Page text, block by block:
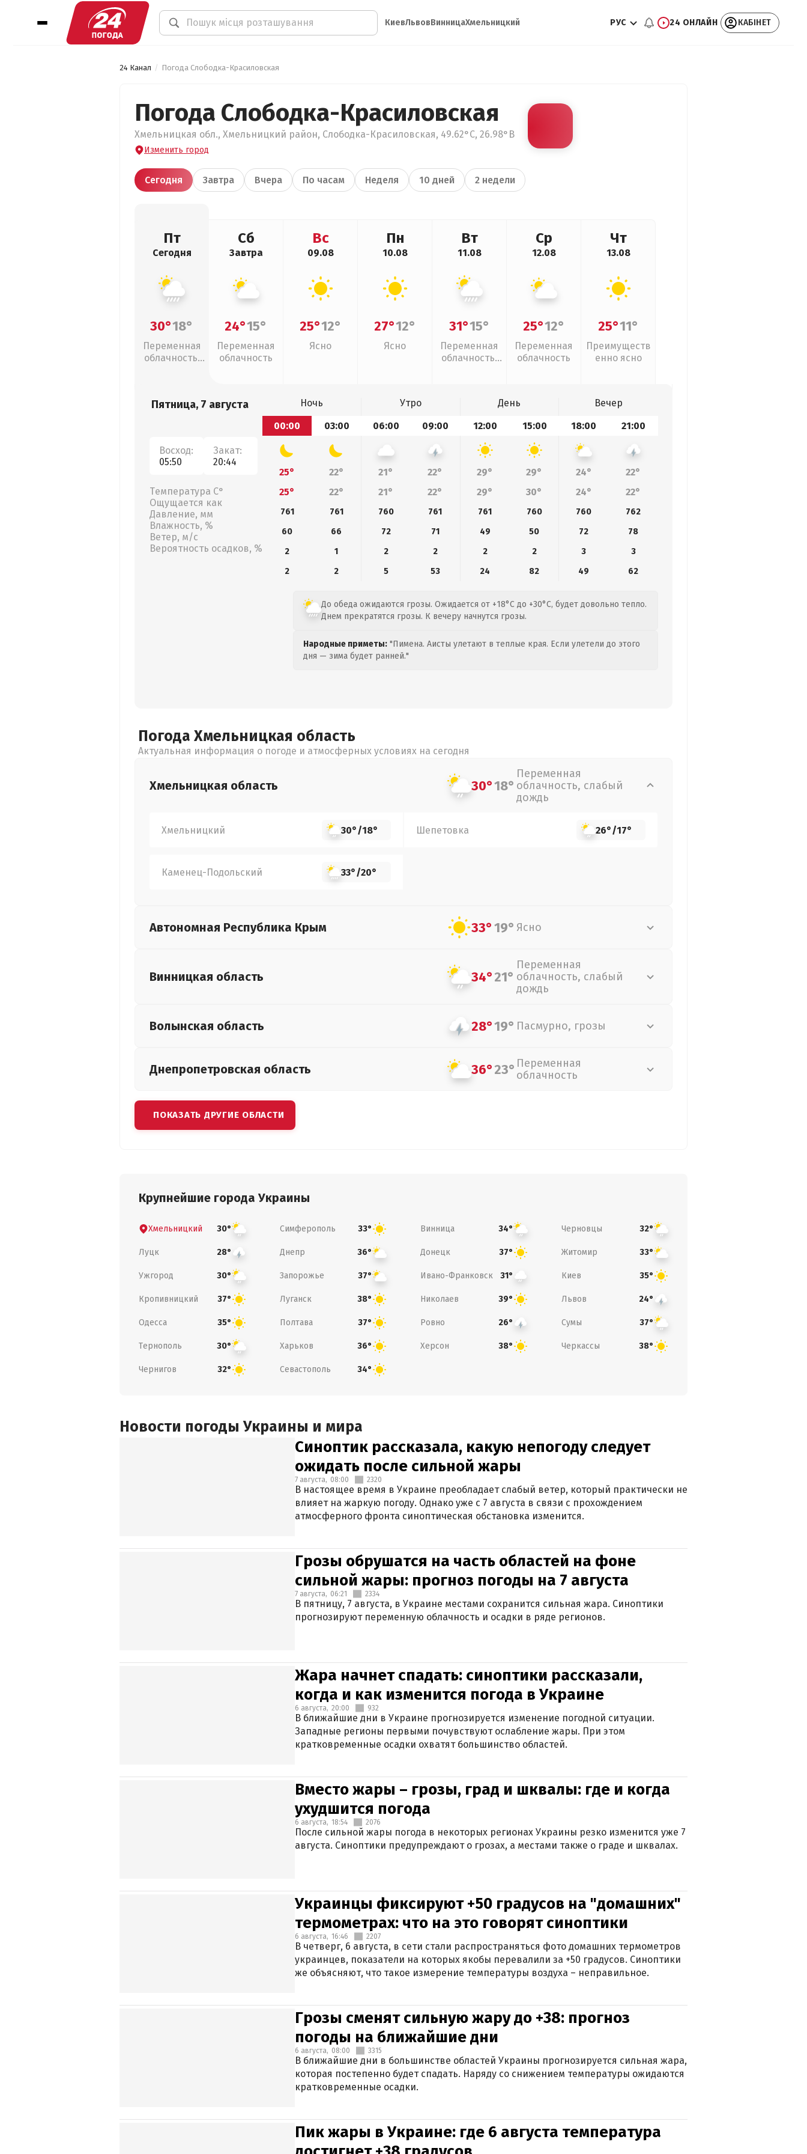
КиевЛьвовВинницаХмельницкий РУС 24 ОНЛАЙН КАБІНЕТ
24 Канал Погода Слободка-Красиловская
Погода Слободка-Красиловская
Хмельницкая обл., Хмельницкий район, Слободка-Красиловская, 49.62°С, 26.98°В
Изменить город
Сегодня Завтра Вчера По часам Неделя 10 дней 2 недели
Пт
Сегодня
30°18°
Переменная
облачность,
Сб
Завтра
24°15°
Переменная
облачность
Вс
09.08
25°12°
Ясно
Пн
10.08
27°12°
Ясно
Вт
11.08
31°15°
Переменная
облачность,
Ср
12.08
25°12°
Переменная
облачность
Чт
13.08
25°11°
Преимуществ
енно ясно
Пятница, 7 августа
Восход:
05:50
Закат:
20:44
Температура С°
Ощущается как
Давление, мм
Влажность, %
Ветер, м/с
Вероятность осадков, %
Ночь Утро День
Вечер
00:00
03:00 06:00 09:00 12:00 15:00 18:00 21:00
25° 22° 21° 22° 29° 29° 24°
22°
25°
22° 21° 22° 29° 30° 24° 22°
761 761 760 761 761 760 760
762
60
66 72 71 49 50 72
78
2
1 2 2 2 2 3
3
2
2 5 53 24 82 49 62
До обеда ожидаются грозы. Ожидается от +18°C до +30°C, будет довольно тепло.
Днем прекратятся грозы. К вечеру начнутся грозы.
Народные приметы: "Пимена. Аисты улетают в теплые края. Если улетели до этого
дня — зима будет ранней."
Погода Хмельницкая область
Актуальная информация о погоде и атмосферных условиях на сегодня
Хмельницкая область 30°18°
Переменная
облачность, слабый
дождь
Хмельницкий 30°/18° Шепетовка 26°/17°
Каменец-Подольский 33°/20°
Автономная Республика Крым 33°19° Ясно
Винницкая область 34°21°
Переменная
облачность, слабый
дождь
Волынская область 28°19° Пасмурно, грозы
Днепропетровская область 36°23° Переменная
облачность
ПОКАЗАТЬ ДРУГИЕ ОБЛАСТИ
Крупнейшие города Украины
Хмельницкий 30° Симферополь 33° Винница 34° Черновцы 32°
Луцк 28° Днепр 36° Донецк 37° Житомир 33°
Ужгород 30° Запорожье 37° Ивано-Франковск 31° Киев 35°
Кропивницкий 37° Луганск 38° Николаев 39° Львов 24°
Одесса 35° Полтава 37° Ровно 26° Сумы 37°
Тернополь 30° Харьков 36° Херсон 38° Черкассы 38°
Чернигов 32° Севастополь 34°
Новости погоды Украины и мира
Синоптик рассказала, какую непогоду следует
ожидать после сильной жары
7 августа, 08:00 2320
В настоящее время в Украине преобладает слабый ветер, который практически не
влияет на жаркую погоду. Однако уже с 7 августа в связи с прохождением
атмосферного фронта синоптическая обстановка изменится.
Грозы обрушатся на часть областей на фоне
сильной жары: прогноз погоды на 7 августа
7 августа, 06:21 2334
В пятницу, 7 августа, в Украине местами сохранится сильная жара. Синоптики
прогнозируют переменную облачность и осадки в ряде регионов.
Жара начнет спадать: синоптики рассказали,
когда и как изменится погода в Украине
6 августа, 20:00 932
В ближайшие дни в Украине прогнозируется изменение погодной ситуации.
Западные регионы первыми почувствуют ослабление жары. При этом
кратковременные осадки охватят большинство областей.
Вместо жары – грозы, град и шквалы: где и когда
ухудшится погода
6 августа, 18:54 2076
После сильной жары погода в некоторых регионах Украины резко изменится уже 7
августа. Синоптики предупреждают о грозах, а местами также о граде и шквалах.
Украинцы фиксируют +50 градусов на "домашних"
термометрах: что на это говорят синоптики
6 августа, 16:46 2207
В четверг, 6 августа, в сети стали распространяться фото домашних термометров
украинцев, показатели на которых якобы перевалили за +50 градусов. Синоптики
же объясняют, что такое измерение температуры воздуха – неправильное.
Грозы сменят сильную жару до +38: прогноз
погоды на ближайшие дни
6 августа, 08:00 3315
В ближайшие дни в большинстве областей Украины прогнозируется сильная жара,
которая постепенно будет спадать. Наряду со снижением температуры ожидаются
кратковременные осадки.
Пик жары в Украине: где 6 августа температура